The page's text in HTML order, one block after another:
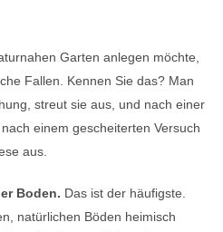
Garten anlegen möchte,
Fallen. Kennen Sie das? Man
streut sie aus, und nach einer
einem gescheiterten Versuch
aus.
Boden. Das ist der häufigste.
natürlichen Böden heimisch